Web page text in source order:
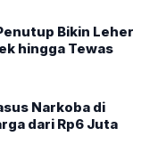
Bikin Leher
hingga Tewas
Narkoba di
dari Rp6 Juta